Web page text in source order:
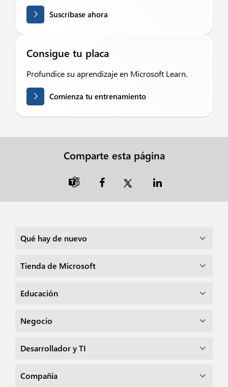
Suscríbase ahora
Consigue tu placa
Profundice su aprendizaje en Microsoft Learn.
Comienza tu entrenamiento
Comparte esta página

Qué hay de nuevo
Tienda de Microsoft
Educación
Negocio
Desarrollador y TI
Compañía